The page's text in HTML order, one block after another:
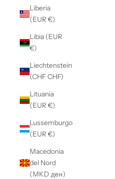
Liberia
(EUR €)
Libia (EUR
€)
Liechtenstein
(CHF CHF)
Lituania
(EUR €)
Lussemburgo
(EUR €)
Macedonia
del Nord
(MKD ден)